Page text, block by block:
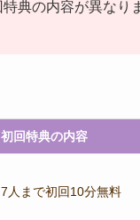
典の内容が異なり
初回特典の内容
7人まで初回10分無料